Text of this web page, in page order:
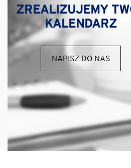
ZREALIZUJEMY
KALENDARZ
NAPISZ DO NAS